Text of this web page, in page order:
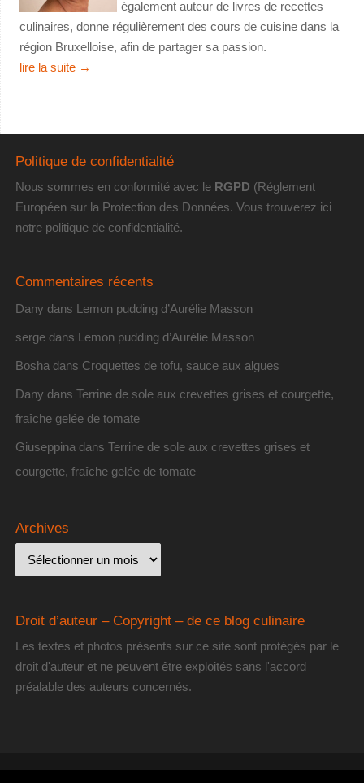
également auteur de livres de recettes
culinaires, donne régulièrement des cours de cuisine dans la
région Bruxelloise, afin de partager sa passion.
lire la suite →
Politique de confidentialité
Nous sommes en conformité avec le RGPD (Réglement
Européen sur la Protection des Données. Vous trouverez ici
notre politique de confidentialité.
Commentaires récents
Dany dans Lemon pudding d’Aurélie Masson
sergedans Lemon pudding d’Aurélie Masson
Bosha dans Croquettes de tofu, sauce aux algues
Dany dans Terrine de sole aux crevettes grises et courgette,
fraîche gelée de tomate
Giuseppina dans Terrine de sole aux crevettes grises et
courgette, fraîche gelée de tomate
Archives
Droit d’auteur – Copyright – de ce blog culinaire
Les textes et photos présents sur ce site sont protégés par le
droit d'auteur et ne peuvent être exploités sans l'accord
préalable des auteurs concernés.